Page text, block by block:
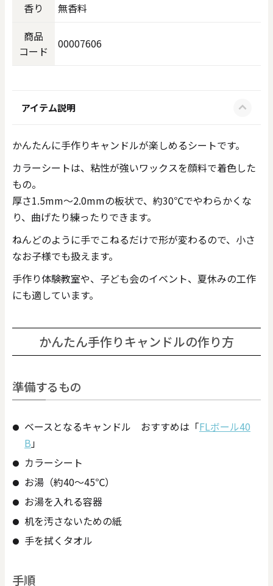
香り
無香料
商品
コード
00007606
アイテム説明
かんたんに手作りキャンドルが楽しめるシートです。
カラーシートは、粘性が強いワックスを顔料で着色した
もの。
厚さ1.5mm～2.0mmの板状で、約30℃でやわらかくな
り、曲げたり練ったりできます。
ねんどのように手でこねるだけで形が変わるので、小さ
なお子様でも扱えます。
手作り体験教室や、子ども会のイベント、夏休みの工作
にも適しています。
かんたん手作りキャンドルの作り方
準備するもの
ベースとなるキャンドル おすすめは「FLボール40
B」
カラーシート
お湯（約40～45℃）
お湯を入れる容器
机を汚さないための紙
手を拭くタオル
手順